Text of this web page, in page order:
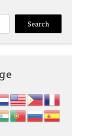
Search